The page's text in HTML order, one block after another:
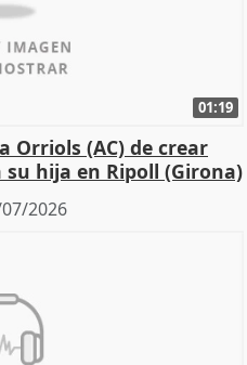
01:19
Orriols (AC) de crear
hija en Ripoll (Girona)
2026